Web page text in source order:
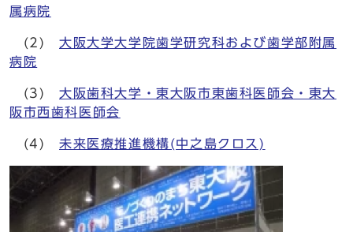
属病院
(2) 大阪大学大学院歯学研究科および歯学部附属
病院
(3) 大阪歯科大学・東大阪市東歯科医師会・東大
阪市西歯科医師会
(4) 未来医療推進機構(中之島クロス)